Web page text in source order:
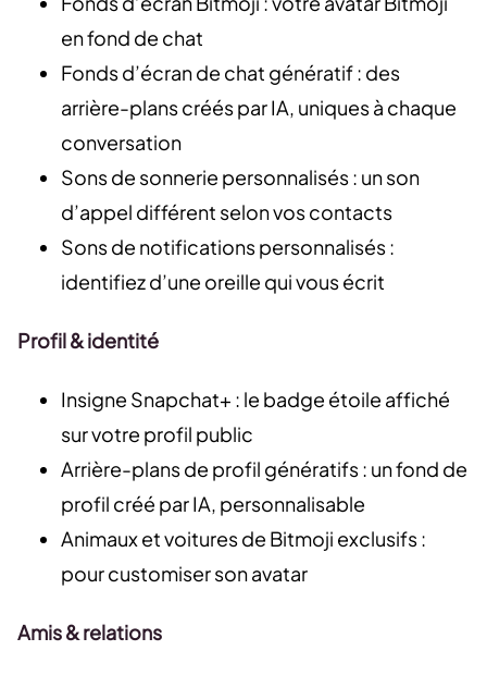
en fond de chat
Fonds d’écran de chat génératif : des
arrière-plans créés par IA, uniques à chaque
conversation
Sons de sonnerie personnalisés : un son
d’appel différent selon vos contacts
Sons de notifications personnalisés :
identifiez d’une oreille qui vous écrit
Profil & identité
Insigne Snapchat+ : le badge étoile affiché
sur votre profil public
Arrière-plans de profil génératifs : un fond de
profil créé par IA, personnalisable
Animaux et voitures de Bitmoji exclusifs :
pour customiser son avatar
Amis & relations